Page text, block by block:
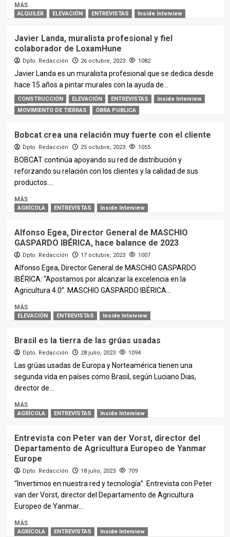
MÁS
ALQUILER ELEVACIÓN ENTREVISTAS Inside Interview
Javier Landa, muralista profesional y fiel
colaborador de LoxamHune
Dpto. Redacción 26 octubre, 2023 1082
Javier Landa es un muralista profesional que se dedica desde
hace 15 años a pintar murales con la ayuda de...
MÁS
CONSTRUCCIÓN ELEVACIÓN ENTREVISTAS
Inside Interview
MOVIMIENTO DE TIERRAS
OBRA PUBLICA
Bobcat crea una relación muy fuerte con el cliente
Dpto. Redacción 25 octubre, 2023 1055
BOBCAT continúa apoyando su red de distribución y
reforzando su relación con los clientes y la calidad de sus
productos....
MÁS
AGRÍCOLA ENTREVISTAS Inside Interview
Alfonso Egea, Director General de MASCHIO
GASPARDO IBÉRICA, hace balance de 2023
Dpto. Redacción 17 octubre, 2023 1007
Alfonso Egea, Director General de MASCHIO GASPARDO
IBÉRICA: “Apostamos por alcanzar la excelencia en la
Agricultura 4.0”. MASCHIO GASPARDO IBÉRICA...
MÁS
ELEVACIÓN ENTREVISTAS Inside Interview
Brasil es la tierra de las grúas usadas
Dpto. Redacción 28 julio, 2023 1094
Las grúas usadas de Europa y Norteamérica tienen una
segunda vida en países como Brasil, según Luciano Dias,
director de...
MÁS
AGRÍCOLA ENTREVISTAS Inside Interview
Entrevista con Peter van der Vorst, director del
Departamento de Agricultura Europeo de Yanmar
Europe
Dpto. Redacción 18 julio, 2023 709
“Invertimos en nuestra red y tecnología”. Entrevista con Peter
van der Vorst, director del Departamento de Agricultura
Europeo de Yanmar...
MÁS
AGRÍCOLA ENTREVISTAS Inside Interview